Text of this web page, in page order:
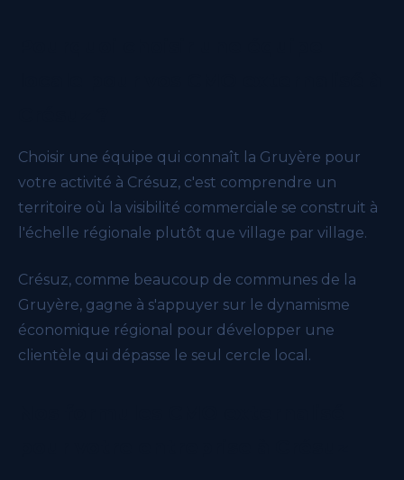
Choisir une équipe qui connaît la Gruyère pour
votre activité à Crésuz, c'est comprendre un
territoire où la visibilité commerciale se construit à
l'échelle régionale plutôt que village par village.
Crésuz, comme beaucoup de communes de la
Gruyère, gagne à s'appuyer sur le dynamisme
économique régional pour développer une
clientèle qui dépasse le seul cercle local.